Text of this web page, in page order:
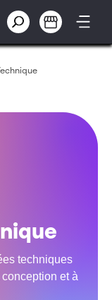
techniques
et à